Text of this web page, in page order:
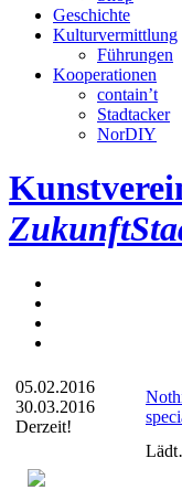
Geschichte
Kulturvermittlung
Führungen
Kooperationen
contain’t
Stadtacker
NorDIY
05.02.2016
30.03.2016
Derzeit!